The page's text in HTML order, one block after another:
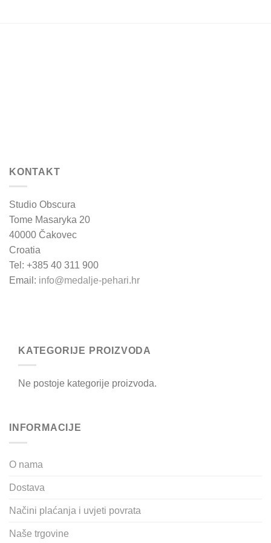
KONTAKT
Studio Obscura
Tome Masaryka 20
40000 Čakovec
Croatia
Tel: +385 40 311 900
Email: info@medalje-pehari.hr
KATEGORIJE PROIZVODA
Ne postoje kategorije proizvoda.
INFORMACIJE
O nama
Dostava
Načini plaćanja i uvjeti povrata
Naše trgovine